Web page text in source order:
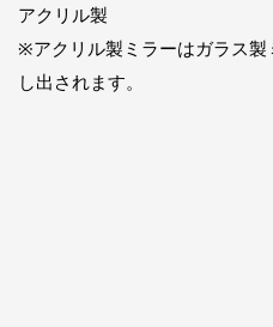
アクリル製
※アクリル製ミラーはガラス
し出されます。